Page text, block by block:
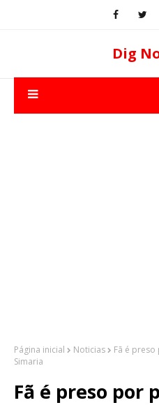
Dig
Página inicial Noticias
Fã é
Simaria
Fã é preso por